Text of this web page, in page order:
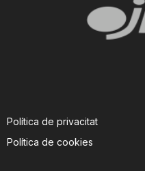
Política de privacitat
Política de cookies